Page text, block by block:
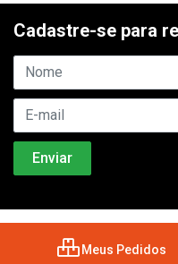
Cadastre-se para
Meus Pedidos